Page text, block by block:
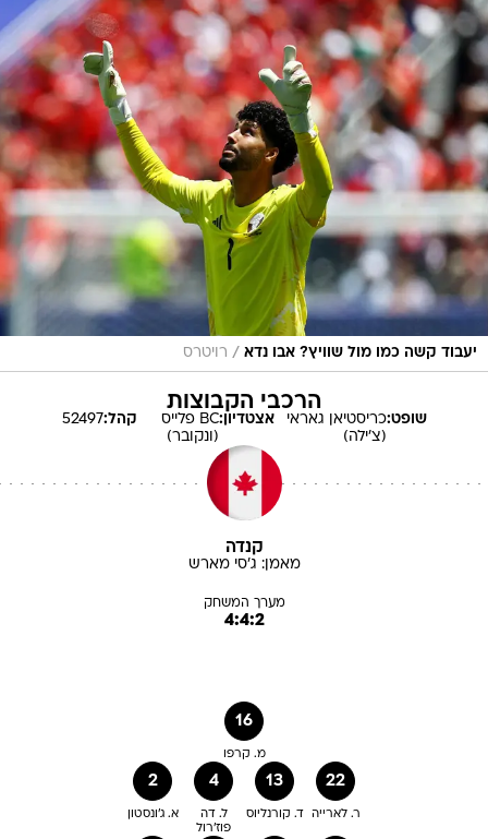
יעבוד קשה כמו מול שוויץ? אבו נדא / רויטרס
הרכבי הקבוצות
שופט:כריסטיאן
גאראי
(צ'ילה)
אצטדיון:
BC פלייס
(ונקובר)
קהל:52497
קנדה
מאמן: ג'סי מארש
מערך המשחק
4:4:2
16
מ. קרפו
2
א. ג'ונסטון
4
ל. דה
פוז'רול
13
ד. קורנליוס
22
ר. לארייה